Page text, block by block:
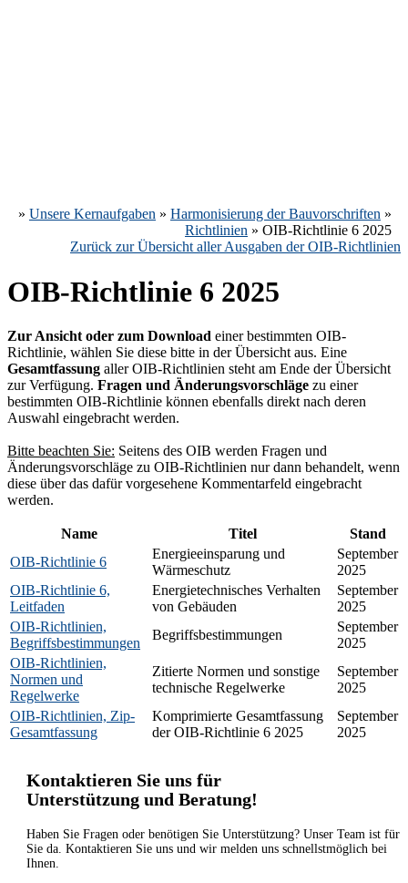
» Unsere Kernaufgaben » Harmonisierung der Bauvorschriften »
Richtlinien » OIB-Richtlinie 6 2025
Zurück zur Übersicht aller Ausgaben der OIB-Richtlinien
OIB-Richtlinie 6 2025
Zur Ansicht oder zum Download einer bestimmten OIB-
Richtlinie, wählen Sie diese bitte in der Übersicht aus. Eine
Gesamtfassung aller OIB-Richtlinien steht am Ende der Übersicht
zur Verfügung. Fragen und Änderungsvorschläge zu einer
bestimmten OIB-Richtlinie können ebenfalls direkt nach deren
Auswahl eingebracht werden.
Bitte beachten Sie: Seitens des OIB werden Fragen und
Änderungsvorschläge zu OIB-Richtlinien nur dann behandelt, wenn
diese über das dafür vorgesehene Kommentarfeld eingebracht
werden.
Name Titel
Stand
OIB-Richtlinie 6
Energieeinsparung und
Wärmeschutz
September
2025
OIB-Richtlinie 6,
Leitfaden
Energietechnisches Verhalten
von Gebäuden
September
2025
OIB-Richtlinien,
Begriffsbestimmungen
Begriffsbestimmungen
September
2025
OIB-Richtlinien,
Normen und
Regelwerke
Zitierte Normen und sonstige
technische Regelwerke
September
2025
OIB-Richtlinien, Zip-
Gesamtfassung
Komprimierte Gesamtfassung
der OIB-Richtlinie 6 2025
September
2025
Kontaktieren Sie uns für
Unterstützung und Beratung!
Haben Sie Fragen oder benötigen Sie Unterstützung? Unser Team ist für
Sie da. Kontaktieren Sie uns und wir melden uns schnellstmöglich bei
Ihnen.